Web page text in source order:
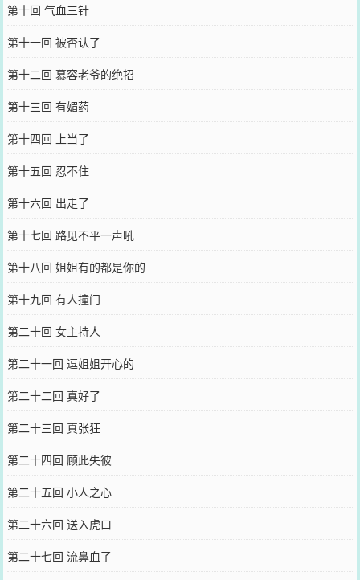
第十回 气血三针
第十一回 被否认了
第十二回 慕容老爷的绝招
第十三回 有媚药
第十四回 上当了
第十五回 忍不住
第十六回 出走了
第十七回 路见不平一声吼
第十八回 姐姐有的都是你的
第十九回 有人撞门
第二十回 女主持人
第二十一回 逗姐姐开心的
第二十二回 真好了
第二十三回 真张狂
第二十四回 顾此失彼
第二十五回 小人之心
第二十六回 送入虎口
第二十七回 流鼻血了